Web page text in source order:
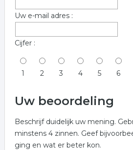
Uw e-mail adres :
Cijfer :
1 2 3 4 5 6
Uw beoordeling
Beschrijf duidelijk uw mening.
minstens 4 zinnen. Geef
ging en wat er beter kon.